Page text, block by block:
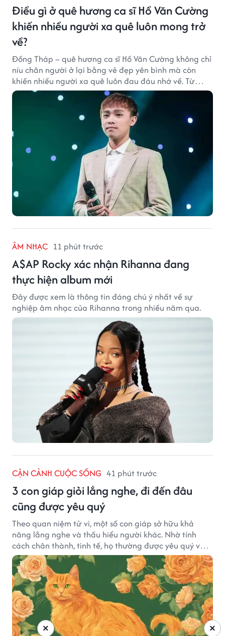
Điều gì ở quê hương ca sĩ Hồ Văn Cường
khiến nhiều người xa quê luôn mong trở
về?
Đồng Tháp – quê hương ca sĩ Hồ Văn Cường không chỉ
níu chân người ở lại bằng vẻ đẹp yên bình mà còn
khiến nhiều người xa quê luôn đau đáu nhớ về. Từ
cảnh sắc, ẩm thực đến tình người mộc mạc, tất cả tạo
nên sức hút rất riêng của vùng đất sen hồng.
ÂM NHẠC 11 phút trước
A$AP Rocky xác nhận Rihanna đang
thực hiện album mới
Đây được xem là thông tin đáng chú ý nhất về sự
nghiệp âm nhạc của Rihanna trong nhiều năm qua.
CẬN CẢNH CUỘC SỐNG 41 phút trước
3 con giáp giỏi lắng nghe, đi đến đâu
cũng được yêu quý
Theo quan niệm tử vi, một số con giáp sở hữu khả
năng lắng nghe và thấu hiểu người khác. Nhờ tính
cách chân thành, tinh tế, họ thường được yêu quý và
tạo dựng nhiều mối quan hệ tốt đẹp.
×
×